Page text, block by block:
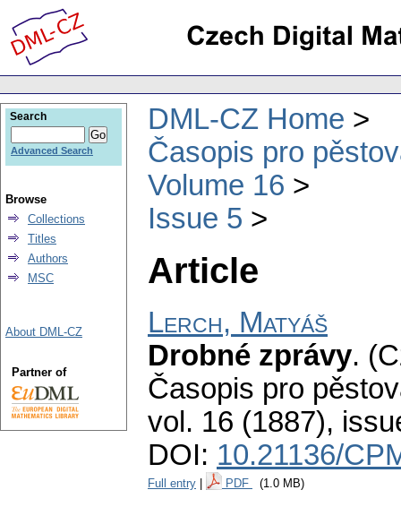
DML-CZ Home
Časopis pro
Volume 16
Issue 5
Article
Lerch, Matyáš
Drobné zprávy.
Časopis pro
vol. 16 (1887),
DOI: 10.21136/
Full entry PDF (1.0 MB)
Search
Advanced Search
Browse
Collections
Titles
Authors
MSC
About DML-CZ
Partner of